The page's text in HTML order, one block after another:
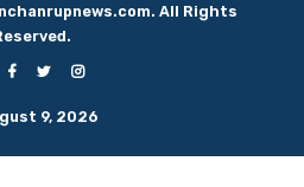
All Rights
9, 2026